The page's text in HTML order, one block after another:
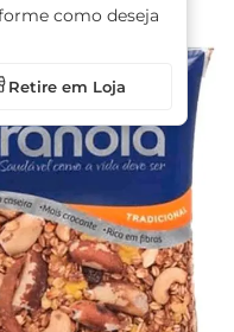
como deseja
Retire em Loja
café
azeite
biscoito
iogurte
papel higiênico
cerveja